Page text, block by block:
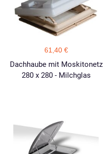
61,40 €
Dachhaube mit Moskitonetz
280 x 280 - Milchglas